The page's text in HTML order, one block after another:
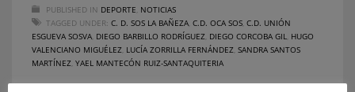
PUBLISHED IN DEPORTE NOTICIAS
TAGGED UNDER: C. D. SOS LA BAÑEZA C.D. OCA SOS C.D. UNIÓN
ESGUEVA SOSVA DIEGO BARBILLO RODRÍGUEZ DIEGO CORCOBA GIL
HUGO
VALENCIANO MIGUÉLEZ LUCÍA ZORRILLA FERNÁNDEZ SANDRA SANTOS
MARTÍNEZ YAEL MANTECÓN RUIZ-SANTAQUITERIA